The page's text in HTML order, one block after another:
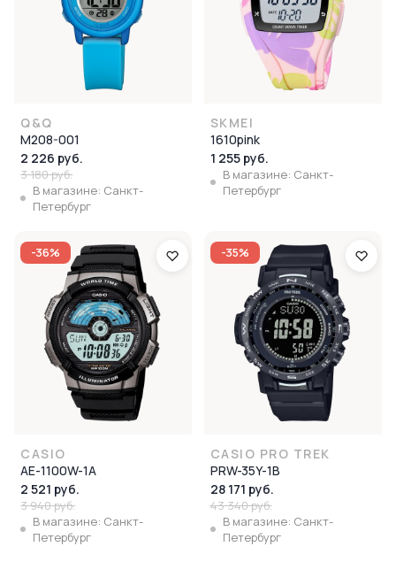
Q&Q
M208-001
2 226 руб.
3 180 руб.
В магазине: Санкт-
Петербург
SKMEI
1610pink
1 255 руб.
В магазине: Санкт-
Петербург
-36%
CASIO
AE-1100W-1A
2 521 руб.
3 940 руб.
В магазине: Санкт-
Петербург
-35%
CASIO PRO TREK
PRW-35Y-1B
28 171 руб.
43 340 руб.
В магазине: Санкт-
Петербург